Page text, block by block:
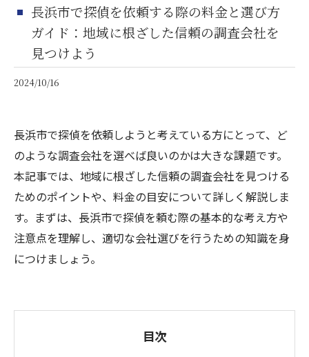
長浜市で探偵を依頼する際の料金と選び方
ガイド：地域に根ざした信頼の調査会社を
見つけよう
2024/10/16
長浜市で探偵を依頼しようと考えている方にとって、ど
のような調査会社を選べば良いのかは大きな課題です。
本記事では、地域に根ざした信頼の調査会社を見つける
ためのポイントや、料金の目安について詳しく解説しま
す。まずは、長浜市で探偵を頼む際の基本的な考え方や
注意点を理解し、適切な会社選びを行うための知識を身
につけましょう。
目次